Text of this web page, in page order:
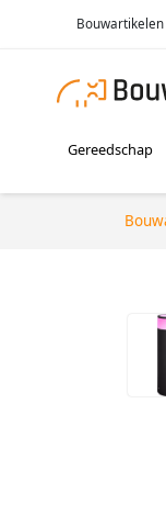
Gereedschap